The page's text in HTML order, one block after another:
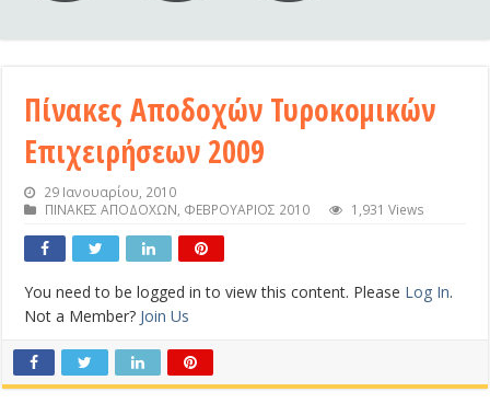
Πίνακες Αποδοχών Τυροκομικών
Επιχειρήσεων 2009
29 Ιανουαρίου, 2010
ΠΙΝΑΚΕΣ ΑΠΟΔΟΧΩΝ, ΦΕΒΡΟΥΑΡΙΟΣ 2010 1,931 Views
You need to be logged in to view this content. Please Log In.
Not a Member? Join Us